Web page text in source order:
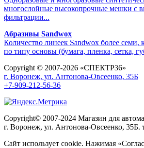
многослойные высокопрочные мешки с
фильтрации...
Абразивы Sandwox
Количество линеек Sandwox более семи,
по типу основы (бумага, пленка, сетка,
Copyright © 2007-2026 «СПЕКТР36»
г. Воронеж, ул. Антонова-Овсеенко, 35Б
+7-909-212-56-36
Copyright© 2007-2024 Магазин для
г. Воронеж, ул. Антонова-Овсеенко, 35Б.
Сайт использует cookie. Нажимая